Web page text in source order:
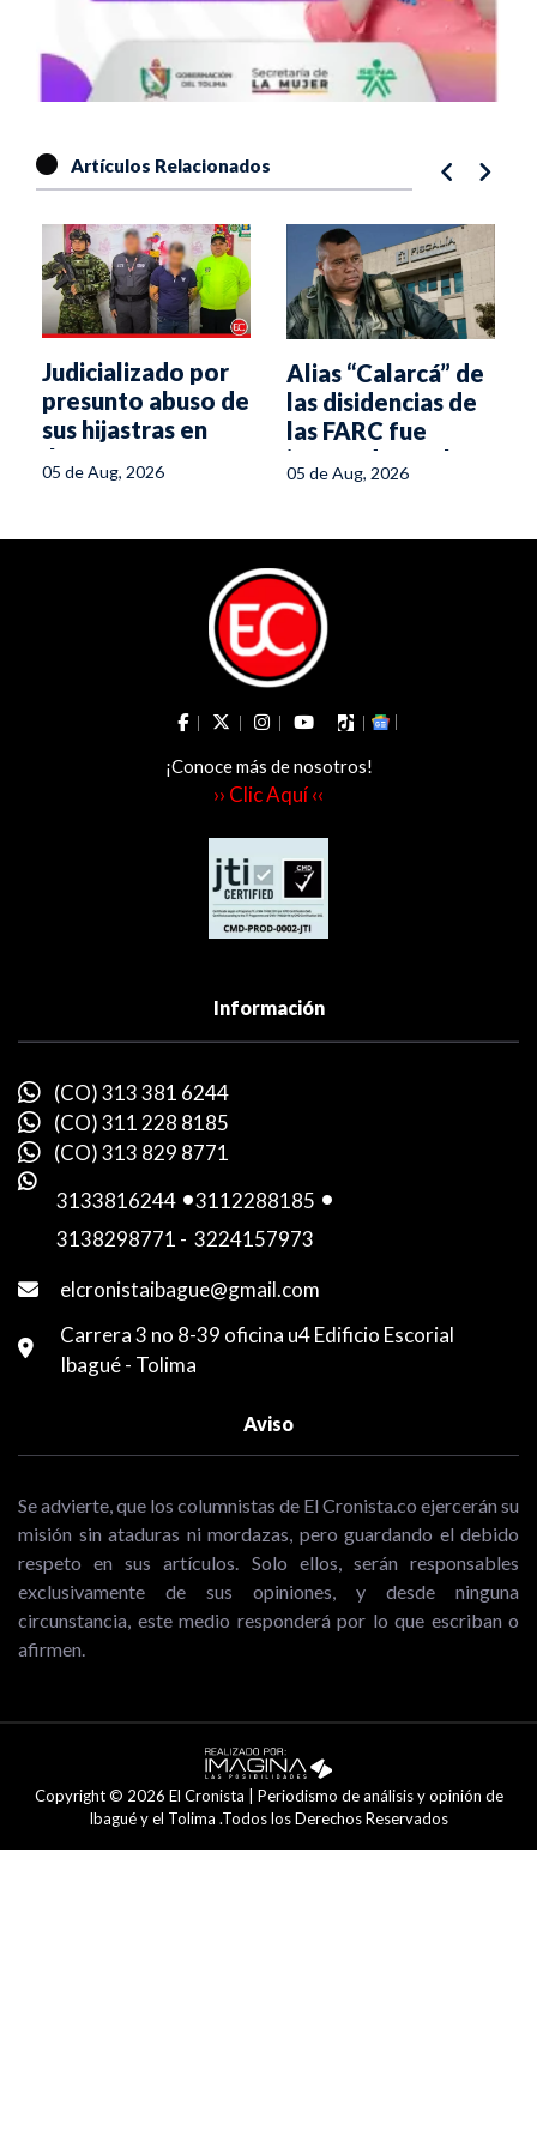
Artículos Relacionados
Judicializado por
presunto abuso de
sus hijastras en
Ibagué
05 de Aug, 2026
Alias “Calarcá” de
las disidencias de
las FARC fue
imputado por la
Fiscalía
05 de Aug, 2026
¡Conoce más de nosotros!
›› Clic Aquí ‹‹
Información
(CO) 313 381 6244
(CO) 311 228 8185
(CO) 313 829 8771
3133816244 -3112288185 -
3138298771 - 3224157973
elcronistaibague@gmail.com
Carrera 3 no 8-39 oficina u4 Edificio Escorial
Ibagué - Tolima
Aviso
Se advierte, que los columnistas de El Cronista.co ejercerán su
misión sin ataduras ni mordazas, pero guardando el debido
respeto en sus artículos. Solo ellos, serán responsables
exclusivamente de sus opiniones, y desde ninguna
circunstancia, este medio responderá por lo que escriban o
afirmen.
Copyright © 2026 El Cronista | Periodismo de análisis y opinión de
Ibagué y el Tolima .Todos los Derechos Reservados